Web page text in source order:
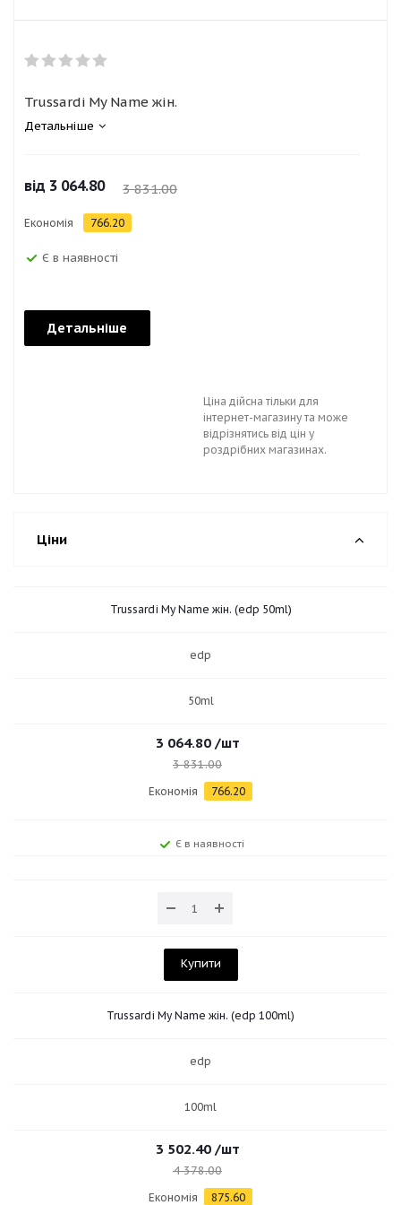
Trussardi My Name жін.
Детальніше
від 3 064.80 3 831.00
Економія 766.20
Є в наявності
Детальніше
Ціна дійсна тільки для
інтернет-магазину та може
відрізнятись від цін у
роздрібних магазинах.
Ціни
Trussardi My Name жін. (edp 50ml)
edp
50ml
3 064.80 /шт
3 831.00
Економія 766.20
Є в наявності
Купити
Trussardi My Name жін. (edp 100ml)
edp
100ml
3 502.40 /шт
4 378.00
Економія 875.60